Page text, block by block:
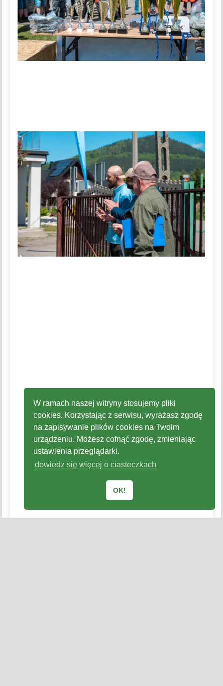
W ramach naszej witryny stosujemy pliki
cookies. Korzystając z serwisu, wyrażasz zgodę
na zapisywanie plików cookies na Twoim
urządzeniu. Możesz cofnąć zgodę, zmieniając
ustawienia przeglądarki.
dowiedz się więcej o ciasteczkach
OK!